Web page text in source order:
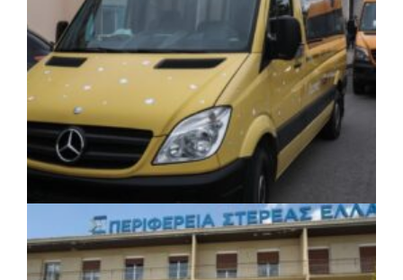
06/08/2026 · 17:08
Περιφέρεια Κεντρικής Μακεδονίας: Λύση
για τη μεταφορά 16.500 μαθητών